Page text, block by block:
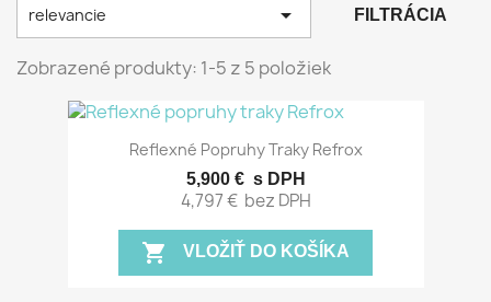
relevancie  FILTRÁCIA
Zobrazené produkty: 1-5 z 5 položiek
Reflexné Popruhy Traky Refrox
5,900 € s DPH
4,797 € bez DPH
shopping_cart VLOŽIŤ DO KOŠÍKA